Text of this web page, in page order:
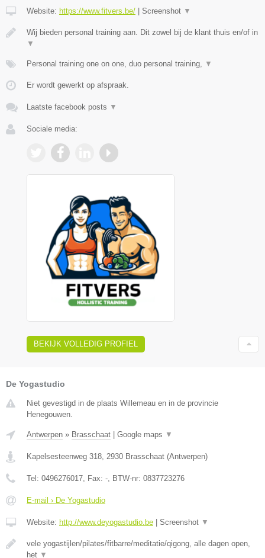
Website: https://www.fitvers.be/ Screenshot ▼
Wij bieden personal training aan. Dit zowel bij de klant thuis en/of in
▼
Personal training one on one, duo personal training, ▼
Er wordt gewerkt op afspraak.
Laatste facebook posts ▼
Sociale media:
BEKIJK VOLLEDIG PROFIEL
De Yogastudio
Niet gevestigd in de plaats Willemeau en in de provincie
Henegouwen.
Antwerpen » Brasschaat Google maps ▼
Kapelsesteenweg 318, 2930 Brasschaat (Antwerpen)
Tel: 0496276017, Fax: -, BTW-nr: 0837723276
E-mail › De Yogastudio
Website: http://www.deyogastudio.be Screenshot ▼
vele yogastijlen/pilates/fitbarre/meditatie/qigong, alle dagen open,
het ▼